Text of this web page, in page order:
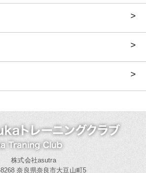
株式会社asutra
奈良県奈良市大豆山町5